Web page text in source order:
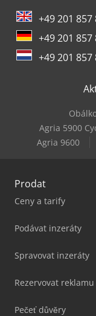
+49 201 857
+49 201 857
+49 201 857
Agria 5900
Agria 9600
Prodat
Ceny a tarify
Podávat inzeráty
Spravovat inzeráty
Rezervovat reklamu
Pečeť důvěry